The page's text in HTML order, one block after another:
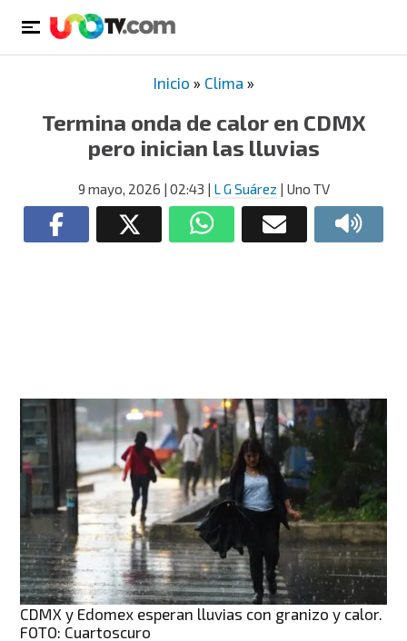
Inicio » Clima »
Termina onda de calor en CDMX
pero inician las lluvias
9 mayo, 2026 | 02:43 | L G Suárez | Uno TV
CDMX y Edomex esperan lluvias con granizo y calor.
FOTO: Cuartoscuro